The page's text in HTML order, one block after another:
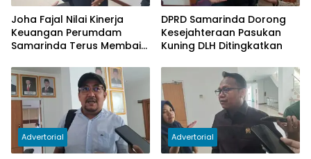
Joha Fajal Nilai Kinerja
Keuangan Perumdam
Samarinda Terus Membaik,
Subsidi Berkurang
DPRD Samarinda Dorong
Kesejahteraan Pasukan
Kuning DLH Ditingkatkan
Advertorial Advertorial